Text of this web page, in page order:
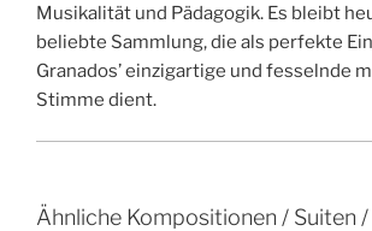
Musikalität und Pädagogik. Es bleibt
beliebte Sammlung, die als perfekte
Granados’ einzigartige und fesselnde
Stimme dient.
Ähnliche Kompositionen / Suiten